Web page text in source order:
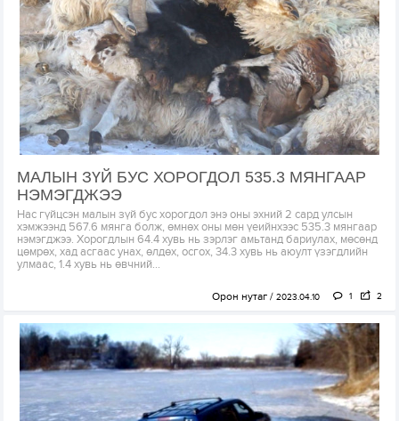
МАЛЫН ЗҮЙ БУС ХОРОГДОЛ 535.3 МЯНГААР
НЭМЭГДЖЭЭ
Нас гүйцсэн малын зүй бус хорогдол энэ оны эхний 2 сард улсын
хэмжээнд 567.6 мянга болж, өмнөх оны мөн үеийнхээс 535.3 мянгаар
нэмэгджээ. Хорогдлын 64.4 хувь нь зэрлэг амьтанд бариулах, мөсөнд
цөмрөх, хад асгаас унах, өлдөх, осгох, 34.3 хувь нь аюулт үзэгдлийн
улмаас, 1.4 хувь нь өвчний...
Орон нутаг 2023.04.10 1 2